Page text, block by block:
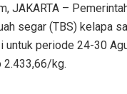
JAKARTA –
segar (TBS) kelapa
untuk periode 24-30
2.433,66/kg.